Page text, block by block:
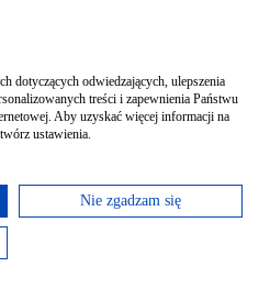
dotyczących odwiedzających, ulepszenia
treści i zapewnienia Państwu
Aby uzyskać więcej informacji na
ustawienia.
Nie zgadzam się